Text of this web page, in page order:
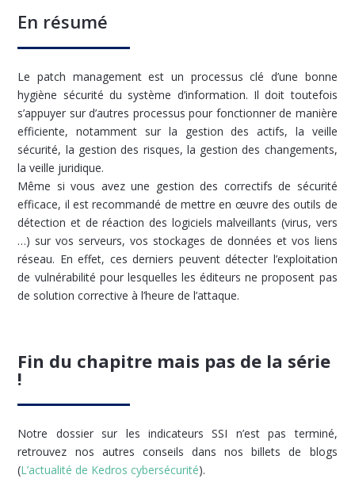
En résumé
Le patch management est un processus clé d’une bonne
hygiène sécurité du système d’information. Il doit toutefois
s’appuyer sur d’autres processus pour fonctionner de manière
efficiente, notamment sur la gestion des actifs, la veille
sécurité, la gestion des risques, la gestion des changements,
la veille juridique.
Même si vous avez une gestion des correctifs de sécurité
efficace, il est recommandé de mettre en œuvre des outils de
détection et de réaction des logiciels malveillants (virus, vers
…) sur vos serveurs, vos stockages de données et vos liens
réseau. En effet, ces derniers peuvent détecter l’exploitation
de vulnérabilité pour lesquelles les éditeurs ne proposent pas
de solution corrective à l’heure de l’attaque.
Fin du chapitre mais pas de la série
!
Notre dossier sur les indicateurs SSI n’est pas terminé,
retrouvez nos autres conseils dans nos billets de blogs
(L’actualité de Kedros cybersécurité).